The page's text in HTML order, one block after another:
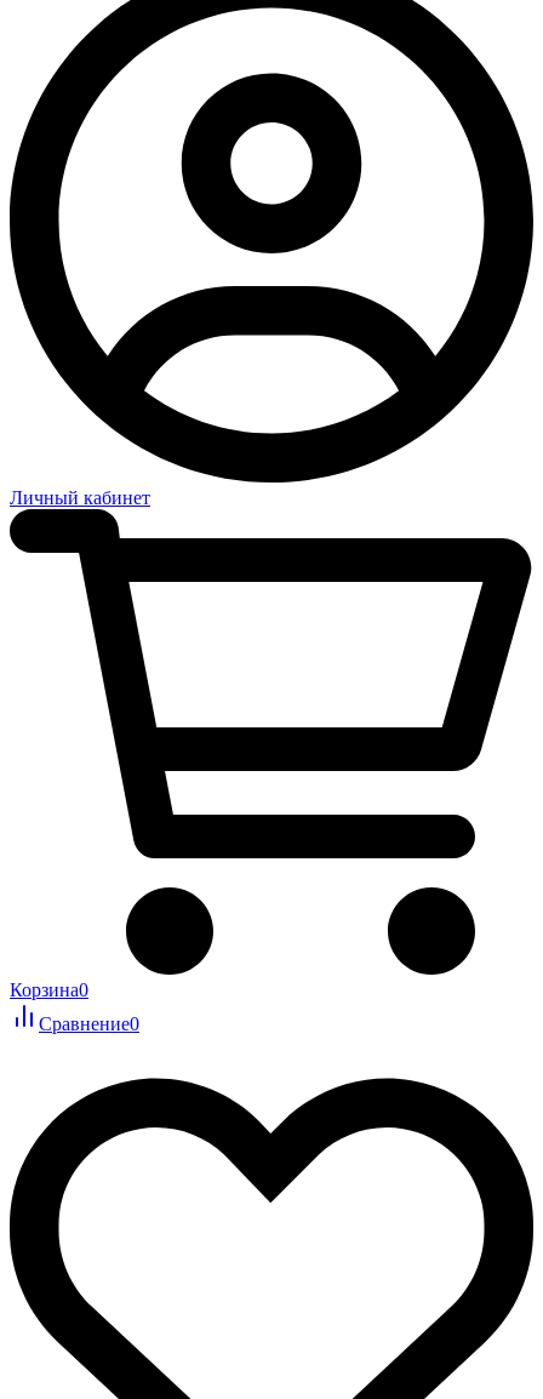
Личный кабинет
Корзина0
Сравнение0